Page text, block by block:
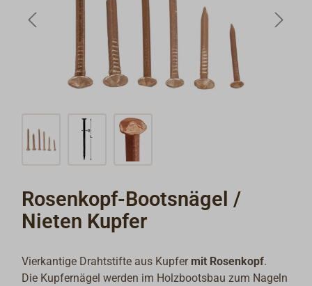
Rosenkopf-Bootsnägel /
Nieten Kupfer
Vierkantige Drahtstifte aus Kupfer mit Rosenkopf.
Die Kupfernägel werden im Holzbootsbau zum Nageln